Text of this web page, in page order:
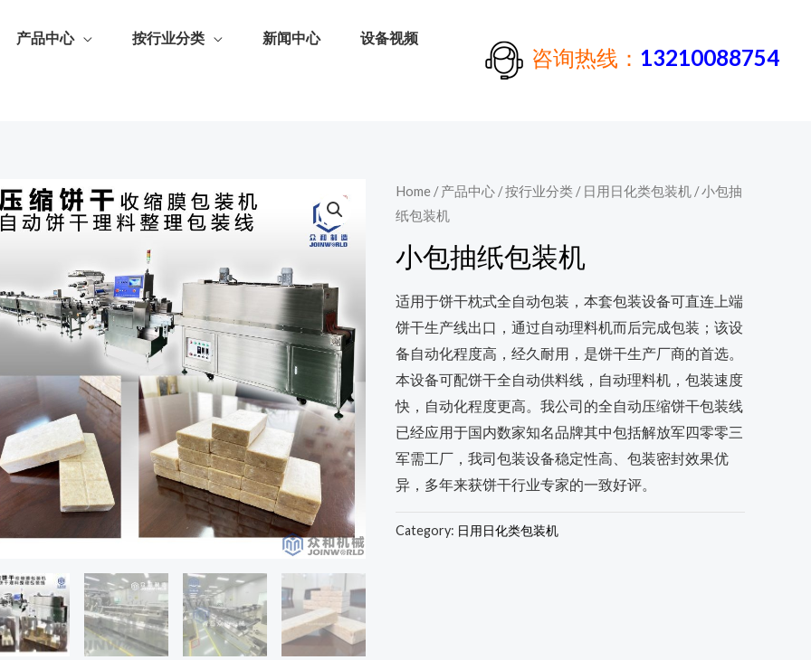
产品中心 按行业分类 新闻中心 设备视频
咨询热线： 13210088754
Home /产品中心 /按行业分类 / 日用日化类包装机 / 小包抽
纸包装机
小包抽纸包装机
适用于饼干枕式全自动包装，本套包装设备可直连上端
饼干生产线出口，通过自动理料机而后完成包装；该设
备自动化程度高，经久耐用，是饼干生产厂商的首选。
本设备可配饼干全自动供料线，自动理料机，包装速度
快，自动化程度更高。我公司的全自动压缩饼干包装线
已经应用于国内数家知名品牌其中包括解放军四零零三
军需工厂，我司包装设备稳定性高、包装密封效果优
异，多年来获饼干行业专家的一致好评。
Category: 日用日化类包装机